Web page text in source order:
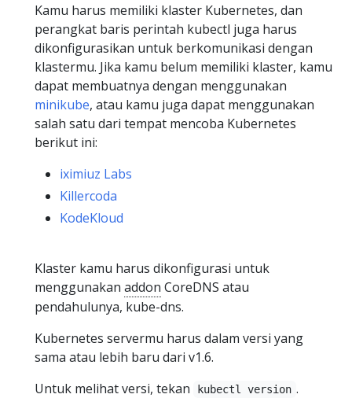
Kamu harus memiliki klaster Kubernetes, dan
perangkat baris perintah kubectl juga harus
dikonfigurasikan untuk berkomunikasi dengan
klastermu. Jika kamu belum memiliki klaster, kamu
dapat membuatnya dengan menggunakan
minikube, atau kamu juga dapat menggunakan
salah satu dari tempat mencoba Kubernetes
berikut ini:
iximiuz Labs
Killercoda
KodeKloud
Klaster kamu harus dikonfigurasi untuk
menggunakan addon CoreDNS atau
pendahulunya, kube-dns.
Kubernetes servermu harus dalam versi yang
sama atau lebih baru dari v1.6.
Untuk melihat versi, tekan
kubectl version .